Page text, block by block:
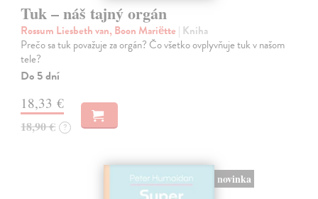
Tuk – náš tajný orgán
Rossum Liesbeth van, Boon Mariëtte | Kniha
Prečo sa tuk považuje za orgán? Čo všetko ovplyvňuje tuk v našom
tele?
Do 5 dní
18,33 €
18,90 € ?
novinka